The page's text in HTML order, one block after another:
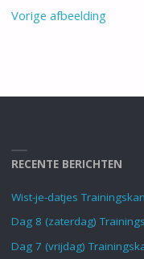
Vorige afbeelding
RECENTE BERICHTEN
Wist-je-datjes
Dag 8 (zaterdag)
Dag 7 (vrijdag)